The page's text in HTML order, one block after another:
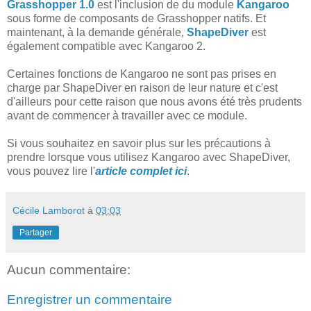
Grasshopper 1.0 est l'inclusion de du module Kangaroo
sous forme de composants de Grasshopper natifs. Et
maintenant, à la demande générale, ShapeDiver est
également compatible avec Kangaroo 2.
Certaines fonctions de Kangaroo ne sont pas prises en
charge par ShapeDiver en raison de leur nature et c'est
d'ailleurs pour cette raison que nous avons été très prudents
avant de commencer à travailler avec ce module.
Si vous souhaitez en savoir plus sur les précautions à
prendre lorsque vous utilisez Kangaroo avec ShapeDiver,
vous pouvez lire l'article complet ici.
Cécile Lamborot à 03:03
Partager
Aucun commentaire:
Enregistrer un commentaire